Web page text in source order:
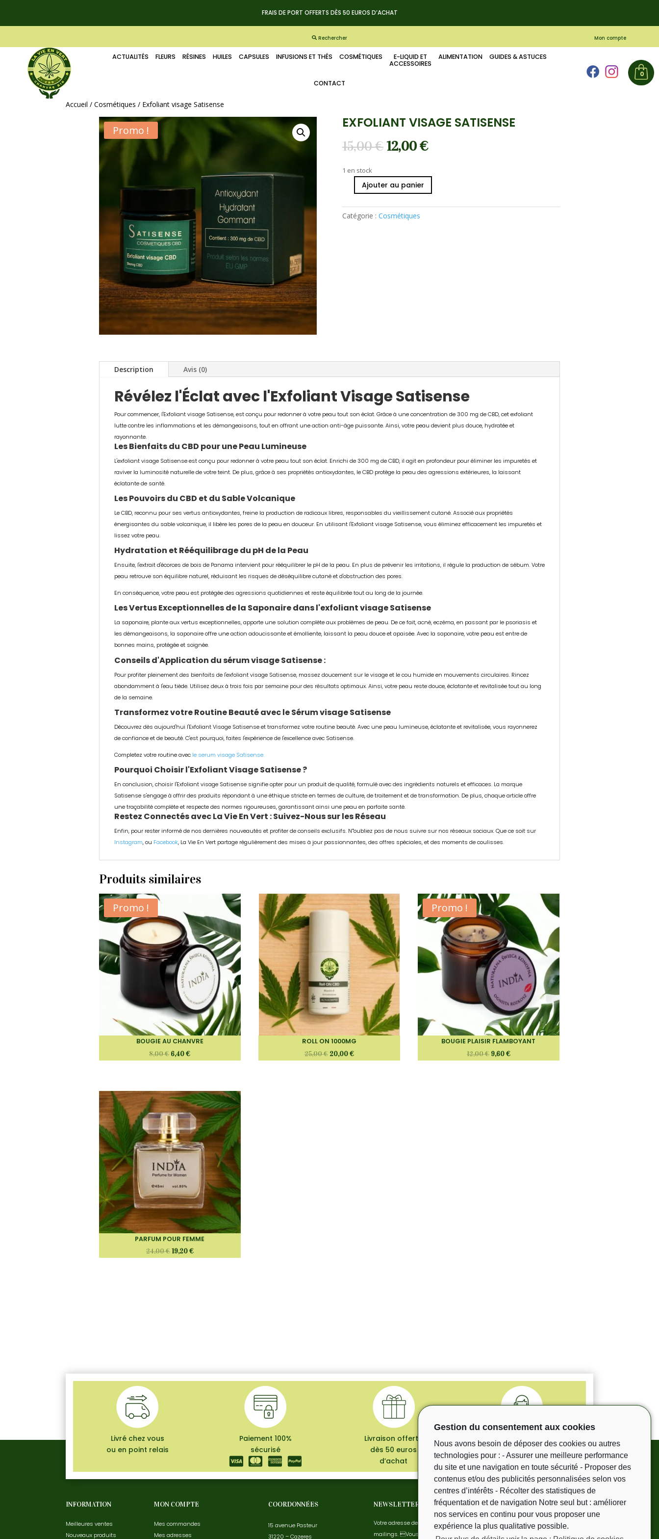
FRAIS DE PORT OFFERTS DÈS 50 EUROS D’ACHAT
Rechercher Mon compte
ACTUALITÉS FLEURS RÉSINES HUILES CAPSULES INFUSIONS ET THÉS COSMÉTIQUES
E-LIQUID ET
ACCESSOIRES
ALIMENTATION GUIDES & ASTUCES
CONTACT
0
Accueil /Cosmétiques / Exfoliant visage Satisense
Promo ! EXFOLIANT VISAGE SATISENSE
15,00€12,00€
1 en stock
quantité
Exfoliant
Ajouter au panier
Catégorie : Cosmétiques
Description Avis (0)
Révélez l'Éclat avec l'Exfoliant Visage Satisense
Pour commencer, l'Exfoliant visage Satisense, est conçu pour redonner à votre peau tout son éclat. Grâce à une concentration de 300 mg de CBD, cet exfoliant
lutte contre les inflammations et les démangeaisons, tout en offrant une action anti-âge puissante. Ainsi, votre peau devient plus douce, hydratée et
rayonnante.
Les Bienfaits du CBD pour une Peau Lumineuse
L'exfoliant visage Satisense est conçu pour redonner à votre peau tout son éclat. Enrichi de 300 mg de CBD, il agit en profondeur pour éliminer les impuretés et
raviver la luminosité naturelle de votre teint. De plus, grâce à ses propriétés antioxydantes, le CBD protège la peau des agressions extérieures, la laissant
éclatante de santé.
Les Pouvoirs du CBD et du Sable Volcanique
Le CBD, reconnu pour ses vertus antioxydantes, freine la production de radicaux libres, responsables du vieillissement cutané. Associé aux propriétés
énergisantes du sable volcanique, il libère les pores de la peau en douceur. En utilisant l'Exfoliant visage Satisense, vous éliminez efficacement les impuretés et
lissez votre peau.
Hydratation et Rééquilibrage du pH de la Peau
Ensuite, l'extrait d'écorces de bois de Panama intervient pour rééquilibrer le pH de la peau. En plus de prévenir les irritations, il régule la production de sébum. Votre
peau retrouve son équilibre naturel, réduisant les risques de déséquilibre cutané et d'obstruction des pores.
En conséquence, votre peau est protégée des agressions quotidiennes et reste équilibrée tout au long de la journée.
Les Vertus Exceptionnelles de la Saponaire dans l'exfoliant visage Satisense
La saponaire, plante aux vertus exceptionnelles, apporte une solution complète aux problèmes de peau. De ce fait, acné, eczéma, en passant par le psoriasis et
les démangeaisons, la saponaire offre une action adoucissante et émolliente, laissant la peau douce et apaisée. Avec la saponaire, votre peau est entre de
bonnes mains, protégée et soignée.
Conseils d'Application du sérum visage Satisense :
Pour profiter pleinement des bienfaits de l'exfoliant visage Satisense, massez doucement sur le visage et le cou humide en mouvements circulaires. Rincez
abondamment à l'eau tiède. Utilisez deux à trois fois par semaine pour des résultats optimaux. Ainsi, votre peau reste douce, éclatante et revitalisée tout au long
de la semaine.
Transformez votre Routine Beauté avec le Sérum visage Satisense
Découvrez dès aujourd'hui l'Exfoliant Visage Satisense et transformez votre routine beauté. Avec une peau lumineuse, éclatante et revitalisée, vous rayonnerez
de confiance et de beauté. C'est pourquoi, faites l'expérience de l'excellence avec Satisense.
Completez votre routine avec le serum visage Satisense.
Pourquoi Choisir l'Exfoliant Visage Satisense ?
En conclusion, choisir l'Exfoliant visage Satisense signifie opter pour un produit de qualité, formulé avec des ingrédients naturels et efficaces. La marque
Satisense s'engage à offrir des produits répondant à une éthique stricte en termes de culture, de traitement et de transformation. De plus, chaque article offre
une traçabilité complète et respecte des normes rigoureuses, garantissant ainsi une peau en parfaite santé.
Restez Connectés avec La Vie En Vert : Suivez-Nous sur les Réseau
Enfin, pour rester informé de nos dernières nouveautés et profiter de conseils exclusifs. N'oubliez pas de nous suivre sur nos réseaux sociaux. Que ce soit sur
Instagram, ou Facebook, La Vie En Vert partage régulièrement des mises à jour passionnantes, des offres spéciales, et des moments de coulisses.
Produits similaires
Promo !
BOUGIE AU CHANVRE
8,00€ 6,40€
ROLL ON 1000MG
25,00€ 20,00€
Promo !
BOUGIE PLAISIR FLAMBOYANT
12,00€ 9,60€
PARFUM POUR FEMME
24,00€19,20€
Livré chez vous
ou en point relais
Paiement 100%
sécurisé
Livraison offerte
dès 50 euros
d’achat
100% à votre écoute
support en Français
et en anglais
INFORMATION
Meilleures ventes
Nouveaux produits
MON COMPTE
Mes commandes
Mes adresses
COORDONNÉES
15 avenue Pasteur
31220 – Cazeres
NEWSLETTER
Votre adresse de messagerie est uniquement utilisée pour vous envoyer les
mailings. Vous pouvez à tout moment utiliser le lien de désabonnement intégré
Gestion du consentement aux cookies
Nous avons besoin de déposer des cookies ou autres
technologies pour : - Assurer une meilleure performance
du site et une navigation en toute sécurité - Proposer des
contenus et/ou des publicités personnalisées selon vos
centres d’intérêts - Récolter des statistiques de
fréquentation et de navigation Notre seul but : améliorer
nos services en continu pour vous proposer une
expérience la plus qualitative possible.